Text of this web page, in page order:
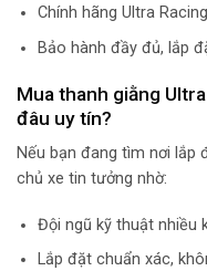
Chính hãng Ultra Racing
Bảo hành đầy đủ, lắp
Mua thanh giằng
đâu uy tín?
Nếu bạn đang tìm nơi lắp
chủ xe tin tưởng nhờ:
Đội ngũ kỹ thuật nhiều
Lắp đặt chuẩn xác,